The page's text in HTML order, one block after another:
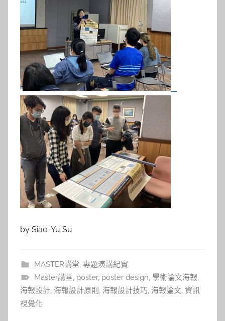
by Siao-Yu Su
MASTER講堂, 專題演講紀實
Master講堂, poster, poster design, 學術論文海報,
海報設計, 海報設計原則 , 海報設計技巧, 海報論文, 資訊
視覺化